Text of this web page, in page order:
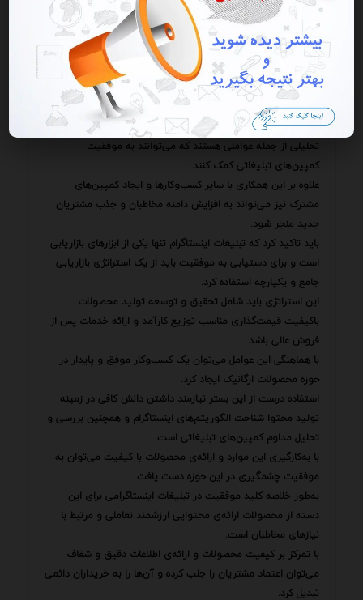
تولیدکنندگان و عرضه‌کنندگان این محصولات وجود دارد.
با بهره‌گیری از ظرفیت‌های تبلیغاتی اینستاگرام و ارائه محصولات
باکیفیت می‌توان سهم قابل توجهی از بازار را به دست آورد و به
موفقیت‌های چشمگیری دست یافت.
استفاده از پتانسیل این فضا نیازمند درک عمیق از الگوریتم‌های
پلتفرم و تغییرات مداوم آن است.
توجه به ترندهای روز تولید محتوای خلاقانه و استفاده از ابزارهای
تحلیلی از جمله عواملی هستند که می‌توانند به موفقیت
کمپین‌های تبلیغاتی کمک کنند.
علاوه بر این همکاری با سایر کسب‌وکارها و ایجاد کمپین‌های
مشترک نیز می‌تواند به افزایش دامنه مخاطبان و جذب مشتریان
جدید منجر شود.
باید تاکید کرد که تبلیغات اینستاگرام تنها یکی از ابزارهای بازاریابی
است و برای دستیابی به موفقیت باید از یک استراتژی بازاریابی
جامع و یکپارچه استفاده کرد.
این استراتژی باید شامل تحقیق و توسعه تولید محصولات
باکیفیت قیمت‌گذاری مناسب توزیع کارآمد و ارائه خدمات پس از
فروش عالی باشد.
با هماهنگی این عوامل می‌توان یک کسب‌وکار موفق و پایدار در
حوزه محصولات ارگانیک ایجاد کرد.
استفاده درست از این بستر نیازمند داشتن دانش کافی در زمینه
تولید محتوا شناخت الگوریتم‌های اینستاگرام و همچنین بررسی و
تحلیل مداوم کمپین‌های تبلیغاتی است.
با به‌کارگیری این موارد و ارائه‌ی محصولات با کیفیت می‌توان به
موفقیت چشمگیری در این حوزه دست یافت.
به‌طور خلاصه کلید موفقیت در تبلیغات اینستاگرامی برای این
دسته از محصولات ارائه‌ی محتوایی ارزشمند تعاملی و مرتبط با
نیازهای مخاطبان است.
با تمرکز بر کیفیت محصولات و ارائه‌ی اطلاعات دقیق و شفاف
می‌توان اعتماد مشتریان را جلب کرده و آن‌ها را به خریداران دائمی
تبدیل کرد.